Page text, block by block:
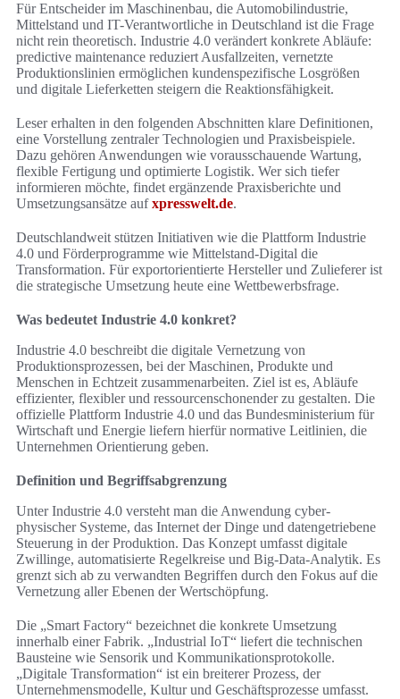
Für Entscheider im Maschinenbau, die Automobilindustrie,
Mittelstand und IT-Verantwortliche in Deutschland ist die Frage
nicht rein theoretisch. Industrie 4.0 verändert konkrete Abläufe:
predictive maintenance reduziert Ausfallzeiten, vernetzte
Produktionslinien ermöglichen kundenspezifische Losgrößen
und digitale Lieferketten steigern die Reaktionsfähigkeit.
Leser erhalten in den folgenden Abschnitten klare Definitionen,
eine Vorstellung zentraler Technologien und Praxisbeispiele.
Dazu gehören Anwendungen wie vorausschauende Wartung,
flexible Fertigung und optimierte Logistik. Wer sich tiefer
informieren möchte, findet ergänzende Praxisberichte und
Umsetzungsansätze aufxpresswelt.de.
Deutschlandweit stützen Initiativen wie die Plattform Industrie
4.0 und Förderprogramme wie Mittelstand-Digital die
Transformation. Für exportorientierte Hersteller und Zulieferer ist
die strategische Umsetzung heute eine Wettbewerbsfrage.
Was bedeutet Industrie 4.0 konkret?
Industrie 4.0 beschreibt die digitale Vernetzung von
Produktionsprozessen, bei der Maschinen, Produkte und
Menschen in Echtzeit zusammenarbeiten. Ziel ist es, Abläufe
effizienter, flexibler und ressourcenschonender zu gestalten. Die
offizielle Plattform Industrie 4.0 und das Bundesministerium für
Wirtschaft und Energie liefern hierfür normative Leitlinien, die
Unternehmen Orientierung geben.
Definition und Begriffsabgrenzung
Unter Industrie 4.0 versteht man die Anwendung cyber-
physischer Systeme, das Internet der Dinge und datengetriebene
Steuerung in der Produktion. Das Konzept umfasst digitale
Zwillinge, automatisierte Regelkreise und Big-Data-Analytik. Es
grenzt sich ab zu verwandten Begriffen durch den Fokus auf die
Vernetzung aller Ebenen der Wertschöpfung.
Die „Smart Factory“ bezeichnet die konkrete Umsetzung
innerhalb einer Fabrik. „Industrial IoT“ liefert die technischen
Bausteine wie Sensorik und Kommunikationsprotokolle.
„Digitale Transformation“ ist ein breiterer Prozess, der
Unternehmensmodelle, Kultur und Geschäftsprozesse umfasst.